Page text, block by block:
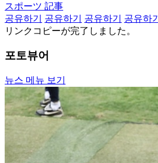
スポーツ 記事
공유하기
공유하기 공유하기 공유하기
リンクコピーが完了しました。
포토뷰어
뉴스 메뉴 보기